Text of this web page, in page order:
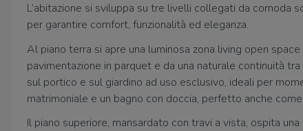
L’abitazione si sviluppa su tre livelli collegati da comoda
per garantire comfort, funzionalità ed eleganza.
Al piano terra si apre una luminosa zona living open
pavimentazione in parquet e da una naturale continuità
sul portico e sul giardino ad uso esclusivo, ideali per
matrimoniale e un bagno con doccia, perfetto anche
Il piano superiore, mansardato con travi a vista, ospita